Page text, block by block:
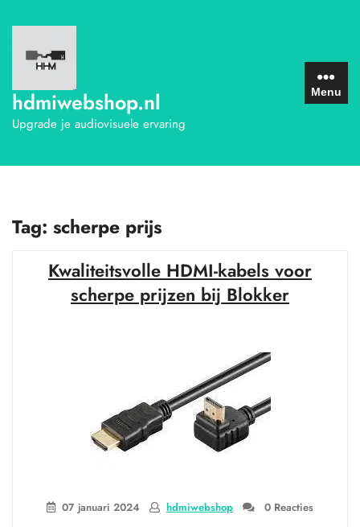
naar
inhoud
hdmiwebshop.nl
Upgrade je audiovisuele ervaring
Menu
Tag: scherpe prijs
Kwaliteitsvolle HDMI-kabels voor
scherpe prijzen bij Blokker
07 januari 2024 hdmiwebshop 0 Reacties